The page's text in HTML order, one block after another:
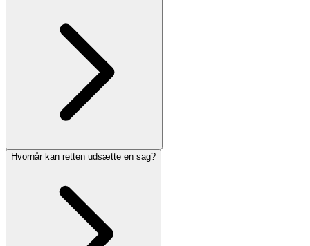
Hvornår kan retten udsætte en sag?